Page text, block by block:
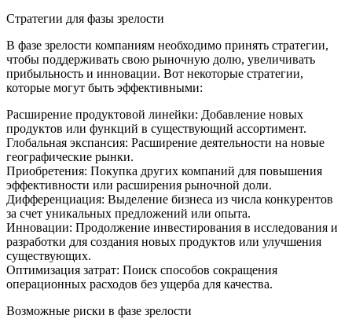
Стратегии для фазы зрелости
В фазе зрелости компаниям необходимо принять стратегии,
чтобы поддерживать свою рыночную долю, увеличивать
прибыльность и инновации. Вот некоторые стратегии,
которые могут быть эффективными:
Расширение продуктовой линейки: Добавление новых
продуктов или функций в существующий ассортимент.
Глобальная экспансия: Расширение деятельности на новые
географические рынки.
Приобретения: Покупка других компаний для повышения
эффективности или расширения рыночной доли.
Дифференциация: Выделение бизнеса из числа конкурентов
за счет уникальных предложений или опыта.
Инновации: Продолжение инвестирования в исследования и
разработки для создания новых продуктов или улучшения
существующих.
Оптимизация затрат: Поиск способов сокращения
операционных расходов без ущерба для качества.
Возможные риски в фазе зрелости